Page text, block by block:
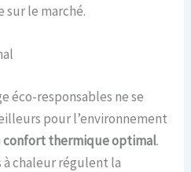
le marché.
éco-responsables ne se
pour l’environnement
confort thermique optimal.
à chaleur régulent la